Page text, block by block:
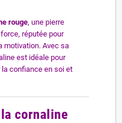
rouge, une pierre
réputée pour
motivation. Avec sa
est idéale pour
confiance en soi et
cornaline